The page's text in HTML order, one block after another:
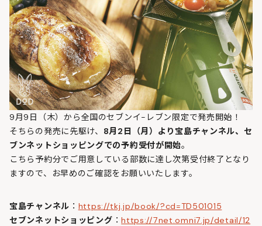
9月9日（木）から全国のセブンイ-レブン限定で発売開始！
そちらの発売に先駆け、 8月2日（月）より宝島チャンネル、セ
ブンネットショッピングでの予約受付が開始。
こちら予約分でご用意している部数に達し次第受付終了となり
ますので、お早めのご確認をお願いいたします。
宝島チャンネル ： https://tkj.jp/book/?cd=TD501015
セブンネットショッピング ：https://7net.omni7.jp/detail/12